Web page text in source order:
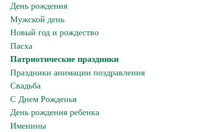
День рождения
Мужской день
Новый год и рождество
Пасха
Патриотические праздники
Праздники анимации поздравления
Свадьба
С Днем Рожденья
День рождения ребенка
Именины